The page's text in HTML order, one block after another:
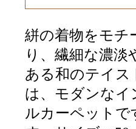
絣の着物をモチ
り、繊細な濃
ある和のテイス
は、モダンな
ルカーペット